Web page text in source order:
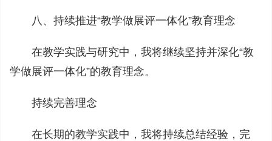
八、持续推进“教学做展评一体化”教育理念
在教学实践与研究中，我将继续坚持并深化“教
学做展评一体化”的教育理念。
持续完善理念
在长期的教学实践中，我将持续总结经验，完